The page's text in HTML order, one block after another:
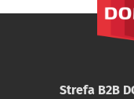
Strefa B2B